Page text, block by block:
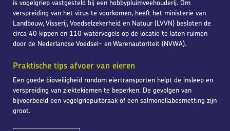
is vogelgriep vastgesteld bij een hobbypluimveehouderij. Om
verspreiding van het virus te voorkomen, heeft het ministerie van
Landbouw, Visserij, Voedselzekerheid en Natuur (LVVN) besloten de
circa 40 kippen en 110 watervogels op de locatie te laten ruimen
door de Nederlandse Voedsel- en Warenautoriteit (NVWA).
Praktische tips afvoer van eieren
Een goede bioveiligheid rondom eiertransporten helpt de insleep en
verspreiding van ziektekiemen te beperken. De gevolgen van
bijvoorbeeld een vogelgriepuitbraak of een salmonellabesmetting zijn
groot.